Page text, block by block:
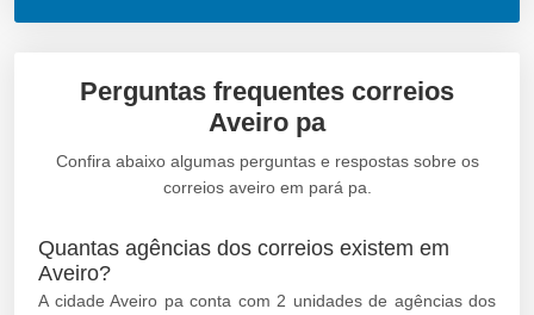
Perguntas frequentes correios
Aveiro pa
Confira abaixo algumas perguntas e respostas sobre os
correios aveiro em pará pa.
Quantas agências dos correios existem em
Aveiro?
A cidade Aveiro pa conta com 2 unidades de agências dos